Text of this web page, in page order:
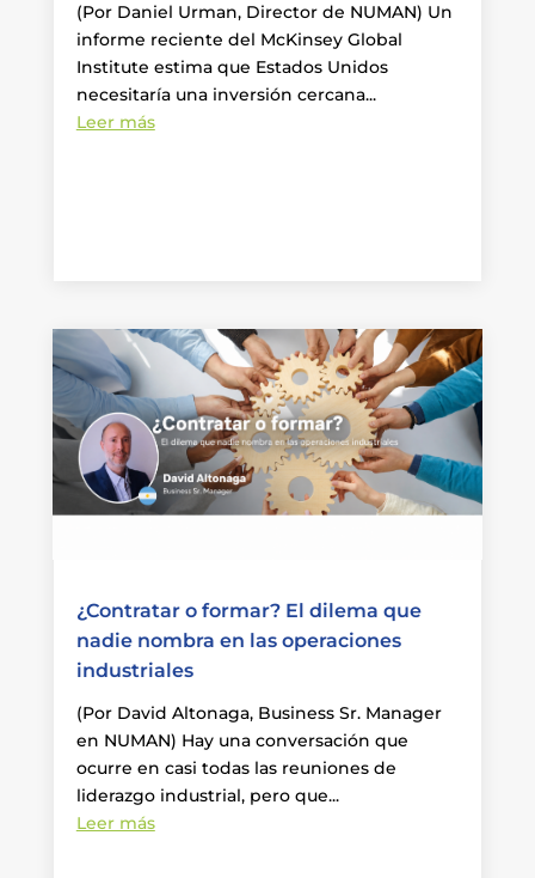
(Por Daniel Urman, Director de NUMAN) Un
informe reciente del McKinsey Global
Institute estima que Estados Unidos
necesitaría una inversión cercana...
Leer más
¿Contratar o formar? El dilema que
nadie nombra en las operaciones
industriales
(Por David Altonaga, Business Sr. Manager
en NUMAN) Hay una conversación que
ocurre en casi todas las reuniones de
liderazgo industrial, pero que...
Leer más